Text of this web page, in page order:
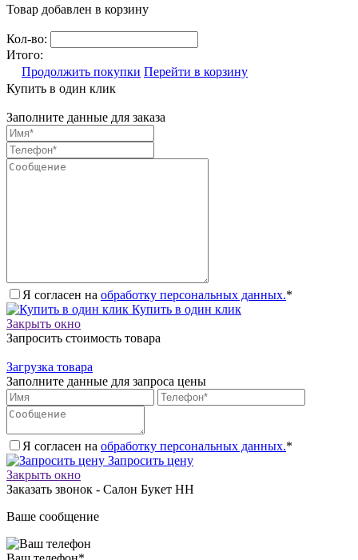
Товар добавлен в корзину
Кол-во:
Итого:
Продолжить покупки Перейти в корзину
Купить в один клик
Заполните данные для заказа
Я согласен на обработку персональных данных.*
Купить в один клик
Закрыть окно
Запросить стоимость товара
Загрузка товара
Заполните данные для запроса цены
Я согласен на обработку персональных данных.*
Запросить цену
Закрыть окно
Заказать звонок - Салон Букет НН
Ваше сообщение